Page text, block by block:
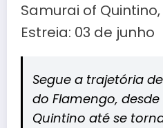
Samurai of
Estreia: 03 de junho
Segue a trajetória
do Flamengo,
Quintino até se